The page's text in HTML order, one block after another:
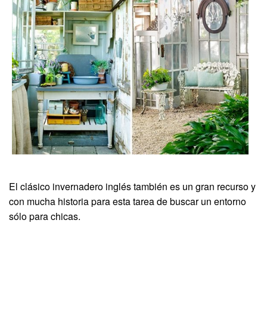
El clásico invernadero inglés también es un gran recurso y
con mucha historia para esta tarea de buscar un entorno
sólo para chicas.